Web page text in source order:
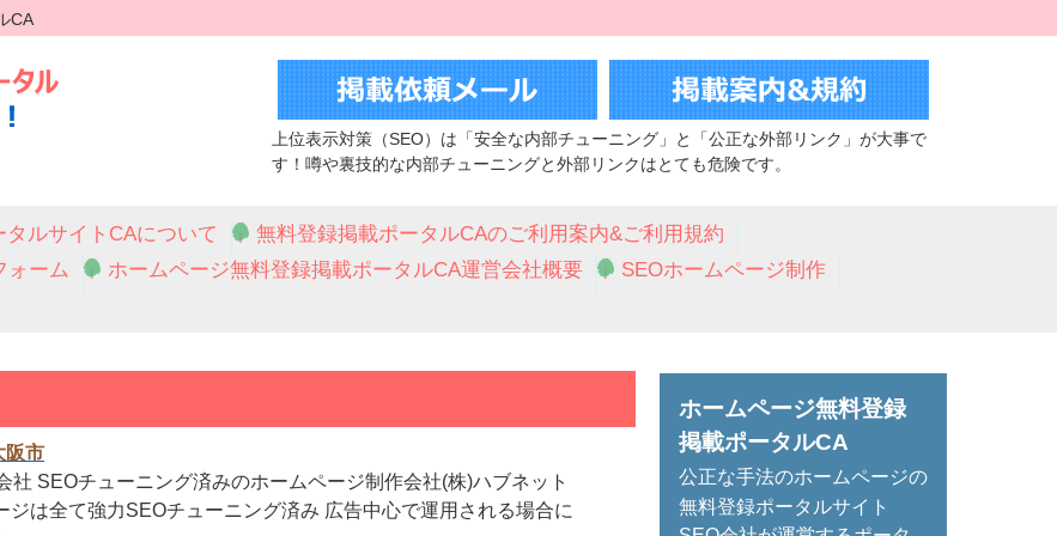
CA
上位表示対策（SEO）は「安全な内部チューニング」と「公正な外部リンク」が大事で
す！噂や裏技的な内部チューニングと外部リンクはとても危険です。
ルサイトCAについて
無料登録掲載ポータルCAのご利用案内&ご利用規約
ォーム ホームページ無料登録掲載ポータルCA運営会社概要
SEOホームページ制作
阪市
社 SEOチューニング済みのホームページ制作会社(株)ハブネット
は全て強力SEOチューニング済み 広告中心で運用される場合に
ホームページ無料登録
掲載ポータルCA
公正な手法のホームページの
無料登録ポータルサイト